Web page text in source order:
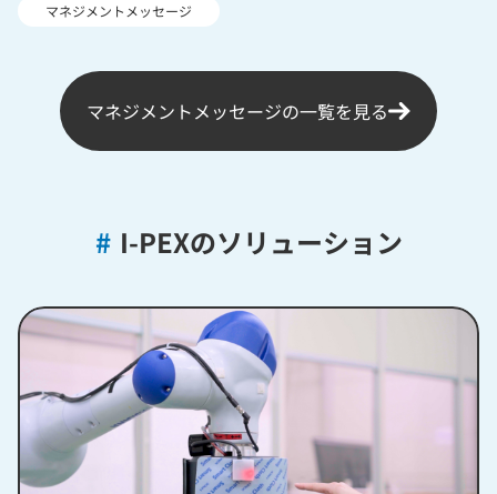
マネジメントメッセージ
マネジメントメッセージの一覧を見る
# I-PEXのソリューション